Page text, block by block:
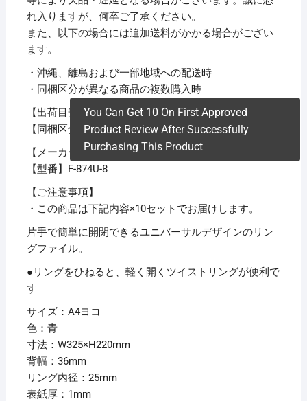
れ入りますが、何卒ご了承ください。
また、以下の場合には追加送料がかかる場合がござい
ます。
・沖縄、離島および一部地域への配送時
・同梱区分が異なる商品の複数購入時
【出荷目安】：1 – 5営業日 ※土日・祝除く
【同梱区分】：TS 1
【メーカー名】リヒトラブ
【型番】F-874U-8
【ご注意事項】
・この商品は下記内容×10セットでお届けします。
片手で簡単に開閉できるユニバーサルデザインのリン
グファイル。
●リングをひねると、軽く開くツイストリングが便利で
す
サイズ：A4ヨコ
色：青
寸法：W325×H220mm
背幅：36mm
リング内径：25mm
表紙厚：1mm
You Can Get 10 On First Approved
Product Review After Successfully
Purchasing This Product